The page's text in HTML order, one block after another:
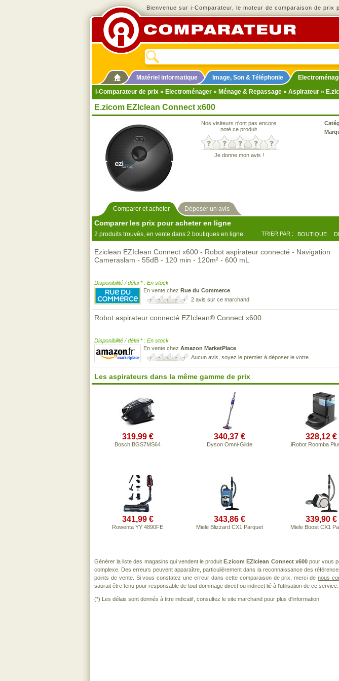
Bienvenue sur i-Comparateur, le moteur de comparaison de prix
Matériel informatique Image, Son & Téléphonie
i-Comparateur de prix » Electroménager » Ménage & Repassage » Aspirateur »
E.zicom EZIclean Connect x600
Nos visiteurs n'ont pas encore
noté ce produit
Je donne mon avis !
Comparer et acheter Déposer un avis
Comparer les prix pour acheter en ligne
2 produits trouvés, en vente dans 2 boutiques en ligne. TRIER PAR : BOUTIQUE
Eziclean EZIclean Connect x600 - Robot aspirateur connecté - Navigation
Cameraslam - 55dB - 120 min - 120m² - 600 mL
Disponibilité / délai * : En stock
En vente chez Rue du Commerce
2 avis sur ce marchand
Robot aspirateur connecté EZIclean® Connect x600
Disponibilité / délai * : En stock
En vente chez Amazon MarketPlace
Aucun avis, soyez le premier à déposer le votre
Les aspirateurs dans la même gamme de prix
319,99 €
Bosch BGS7MS64
340,37 €
Dyson Omni-Glide
328,12 €
iRobot Roomba
341,99 €
Rowenta YY 4890FE
343,86 €
Miele Blizzard CX1 Parquet
339,90 €
Miele Boost CX1
Générer la liste des magasins qui vendent le produitE.zicom EZIclean Connect x600pour vous
complexe. Des erreurs peuvent apparaître, particulièrement dans la reconnaissance des
points de vente. Si vous constatez une erreur dans cette comparaison de prix, merci de nous
saurait être tenu pour responsable de tout dommage direct ou indirect lié à l'utilisation de ce service.
(*) Les délais sont donnés à titre indicatif, consultez le site marchand pour plus d'information.